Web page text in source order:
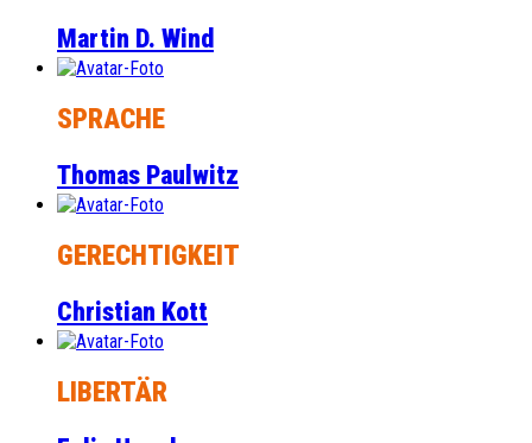
Martin D. Wind
SPRACHE
Thomas Paulwitz
GERECHTIGKEIT
Christian Kott
LIBERTÄR